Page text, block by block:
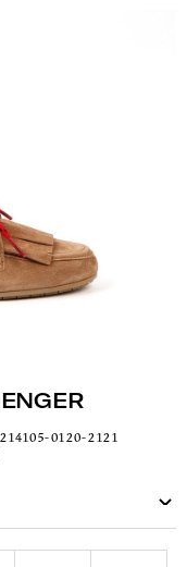
0120-2121